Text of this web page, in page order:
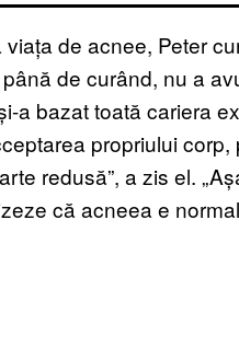
viața de acnee, Peter
de curând, nu a
a bazat toată cariera
propriului
redusă”, a zis el.
că acneea e